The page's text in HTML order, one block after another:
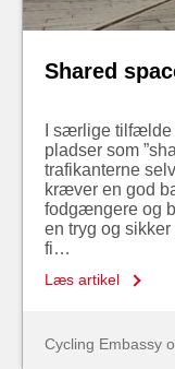
Shared
I særlige tilfælde
pladser som
trafikanterne
kræver en god
fodgængere og
en tryg og
fi…
Læs artikel
Cycling Embassy